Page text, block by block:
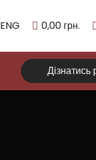
ENG 0,00 грн.
Дізнатись